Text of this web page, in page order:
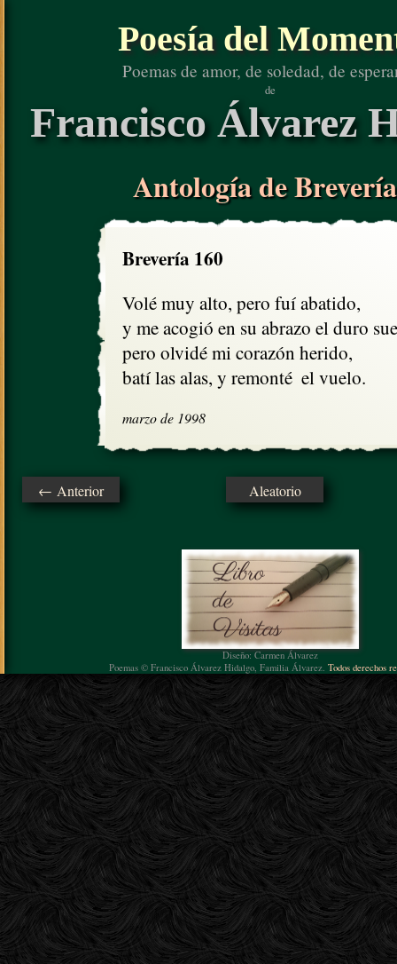
Poesía del
Poemas de amor, de soledad, de
de
Francisco Álvarez
Antología de
Brevería 160
Volé muy alto, pero fuí abatido,
y me acogió en su abrazo el duro
pero olvidé mi corazón herido,
batí las alas, y remonté  el vuelo.
marzo de 1998
← Anterior Aleatorio
Diseño: Carmen Álvarez
Poemas © Francisco Álvarez Hidalgo, Familia Álvarez. Todos derechos